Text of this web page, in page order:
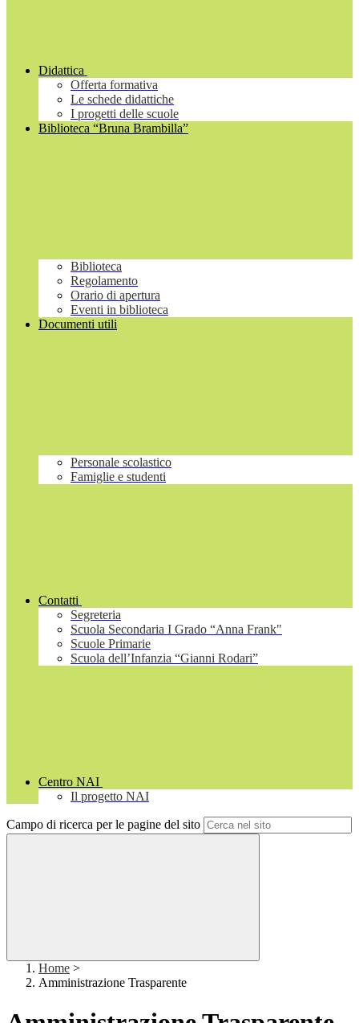
Didattica
Offerta formativa
Le schede didattiche
I progetti delle scuole
Biblioteca “Bruna Brambilla”
Biblioteca
Regolamento
Orario di apertura
Eventi in biblioteca
Documenti utili
Personale scolastico
Famiglie e studenti
Contatti
Segreteria
Scuola Secondaria I Grado “Anna Frank"
Scuole Primarie
Scuola dell’Infanzia “Gianni Rodari”
Centro NAI
Il progetto NAI
Campo di ricerca per le pagine del sito
Home >
Amministrazione Trasparente